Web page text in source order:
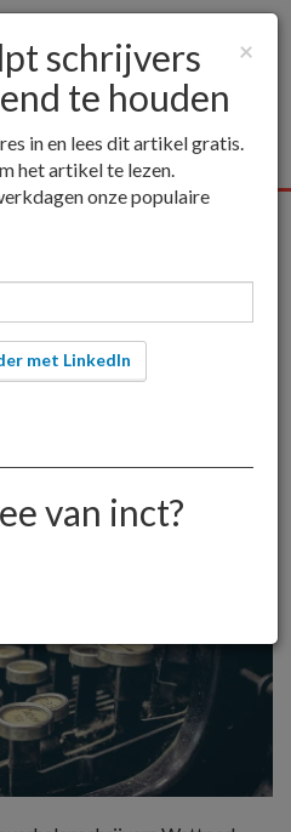
schrijvers
te
×
schrijvers
te houden
in en lees dit artikel gratis.
het artikel te lezen.
onze populaire
met LinkedIn
van inct?